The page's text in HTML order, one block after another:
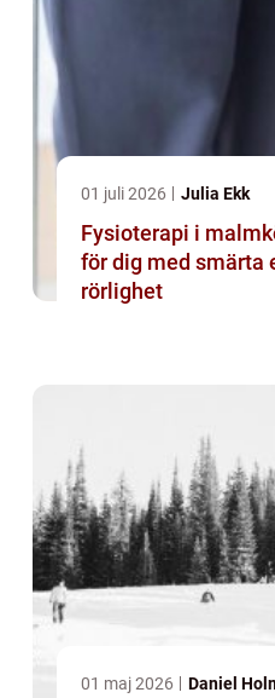
01 juli 2026 Julia Ekk
Fysioterapi i malmköping
för dig med smärta
rörlighet
01 maj 2026 Daniel